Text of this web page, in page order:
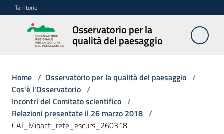
Vai al contenuto
Vai alla navigazione
Vai al footer
Territorio
Osservatorio per la
qualità del paesaggio
Osservatorio
per la
paesaggio
Cos'è
l'Osservatorio
Home / Osservatorio per la qualità del paesaggio /
Cos'è l'Osservatorio /
Incontri del Comitato scientifico /
Relazioni presentate il 26 marzo 2018 /
CAI_Mibact_rete_escurs_260318